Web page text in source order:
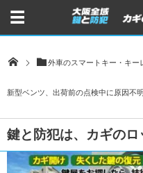
外車のスマートキー・キー
新型ベンツ、出荷前の点検中に原因不
鍵と防犯は、カギのロ